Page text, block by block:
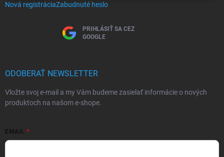
Nová registráciaZabudnuté heslo
PRIHLÁSIŤ SA CEZ
GOOGLE
ODOBERAŤ NEWSLETTER
Vložte svoj e-mail a my Vám budeme zasielať informácie o nových
produktoch na našom e-shope.
EMAIL